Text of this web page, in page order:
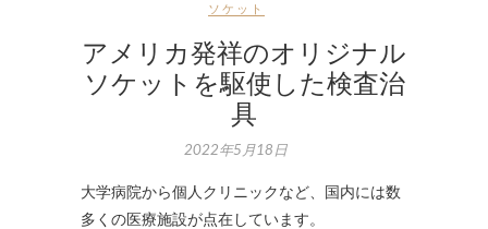
ソケット
アメリカ発祥のオリジナル
ソケットを駆使した検査治
具
2022年5月18日
大学病院から個人クリニックなど、国内には数
多くの医療施設が点在しています。